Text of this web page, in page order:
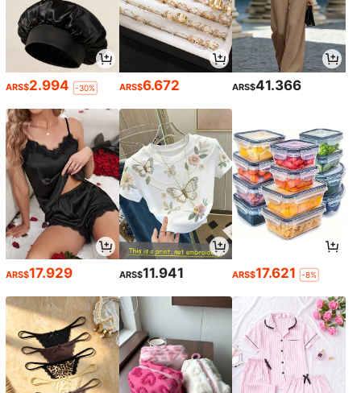
ARS$2.994 -30% ARS$6.672 ARS$41.366
ARS$17.929 ARS$11.941 ARS$17.621 -8%